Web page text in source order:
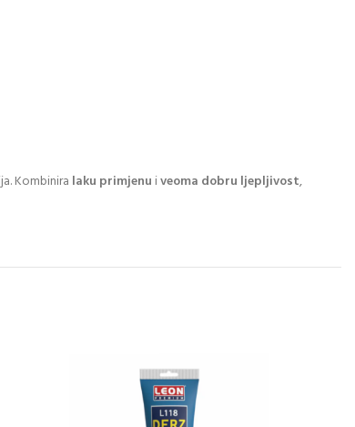
Kombinira laku primjenu iveoma dobru ljepljivost,